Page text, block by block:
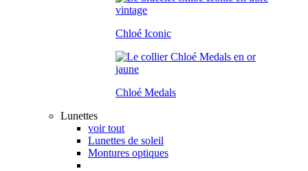
Chloé Iconic
Chloé Medals
Lunettes
voir tout
Lunettes de soleil
Montures optiques